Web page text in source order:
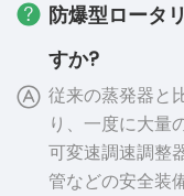
防爆型ロータ
すか?
従来の蒸発器と
り、一度に大量
可変速調速調整
管などの安全装